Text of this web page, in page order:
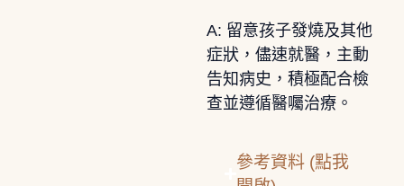
A: 留意孩子發燒及其他
症狀，儘速就醫，主動
告知病史，積極配合檢
查並遵循醫囑治療。
參考資料 (點我